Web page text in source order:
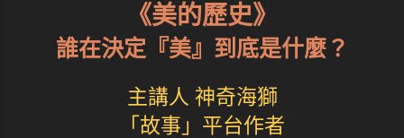
《美的歷史》
誰在決定『美』到底是什麼？
主講人 神奇海獅
「故事」平台作者